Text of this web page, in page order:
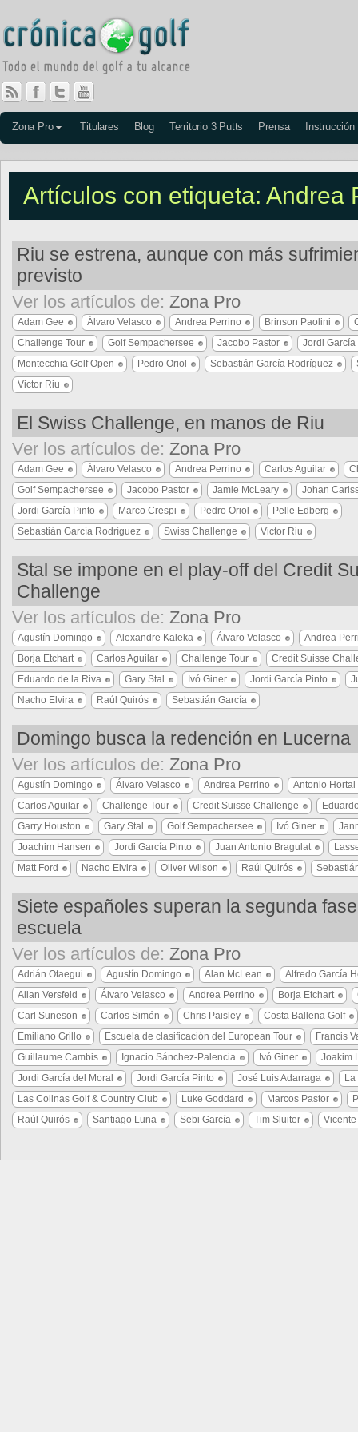
Zona Pro Titulares Blog Territorio 3 Putts Prensa Instrucción
Artículos con etiqueta: Andrea
Riu se estrena, aunque con más
previsto
Ver los artículos de: Zona Pro
Adam Gee Álvaro Velasco Andrea Perrino Brinson Paolini
Challenge Tour
Golf Sempachersee Jacobo Pastor
Jordi García
Montecchia Golf Open
Pedro Oriol Sebastián García Rodríguez
Victor Riu
El Swiss Challenge, en manos de Riu
Ver los artículos de: Zona Pro
Adam Gee Álvaro Velasco Andrea Perrino Carlos Aguilar
Golf Sempachersee
Jacobo Pastor Jamie McLeary
Johan
Jordi García Pinto
Marco Crespi Pedro Oriol
Pelle Edberg
Sebastián García Rodríguez
Swiss Challenge Victor Riu
Stal se impone en el play-off del Credit
Challenge
Ver los artículos de: Zona Pro
Agustín Domingo Alexandre Kaleka Álvaro Velasco
Andrea
Borja Etchart
Carlos Aguilar Challenge Tour
Credit Suisse
Eduardo de la Riva
Gary Stal Ivó Giner Jordi García Pinto
Nacho Elvira
Raúl Quirós Sebastián García
Domingo busca la redención en Lucerna
Ver los artículos de: Zona Pro
Agustín Domingo Álvaro Velasco Andrea Perrino
Antonio Hortal
Carlos Aguilar
Challenge Tour Credit Suisse Challenge
Garry Houston
Gary Stal Golf Sempachersee Ivó Giner
Joachim Hansen
Jordi García Pinto Juan Antonio Bragulat
Matt Ford
Nacho Elvira Oliver Wilson Raúl Quirós
Siete españoles superan la segunda
escuela
Ver los artículos de: Zona Pro
Adrián Otaegui Agustín Domingo Alan McLean
Alfredo García
Allan Versfeld
Álvaro Velasco Andrea Perrino Borja Etchart
Carl Suneson
Carlos Simón Chris Paisley
Costa Ballena Golf
Emiliano Grillo
Escuela de clasificación del European Tour
Francis
Guillaume Cambis
Ignacio Sánchez-Palencia Ivó Giner
Joakim
Jordi García del Moral
Jordi García Pinto José Luis Adarraga
Las Colinas Golf & Country Club
Luke Goddard Marcos Pastor
Raúl Quirós
Santiago Luna Sebi García Tim Sluiter